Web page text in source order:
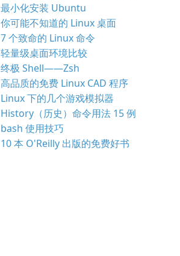
最小化安装 Ubuntu
你可能不知道的 Linux 桌面
7 个致命的 Linux 命令
轻量级桌面环境比较
终极 Shell——Zsh
高品质的免费 Linux CAD 程序
Linux 下的几个游戏模拟器
History（历史）命令用法 15 例
bash 使用技巧
10 本 O'Reilly 出版的免费好书